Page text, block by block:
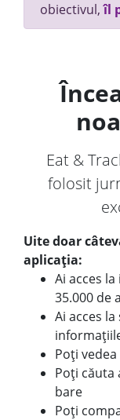
obiectivul,îl
Eat &
folosit
Uite doar
aplicația:
Ai acces
35.000 de
Ai acces
Poți
Poți căuta
bare
Poți